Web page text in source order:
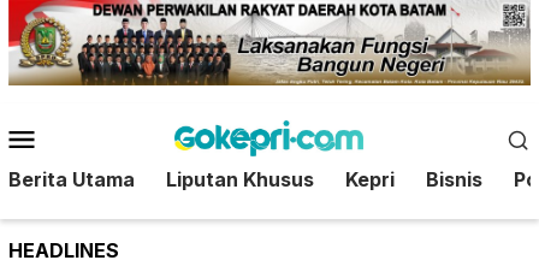
Loncat
ke
konten
Mobile
Berita Utama Liputan Khusus Kepri Bisnis
HEADLINES